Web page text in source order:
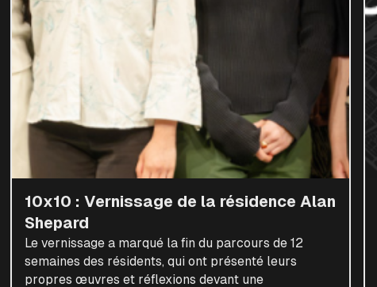
10x10 : Vernissage de la résidence Alan
Shepard
Le vernissage a marqué la fin du parcours de 12
semaines des résidents, qui ont présenté leurs
propres œuvres et réflexions devant une